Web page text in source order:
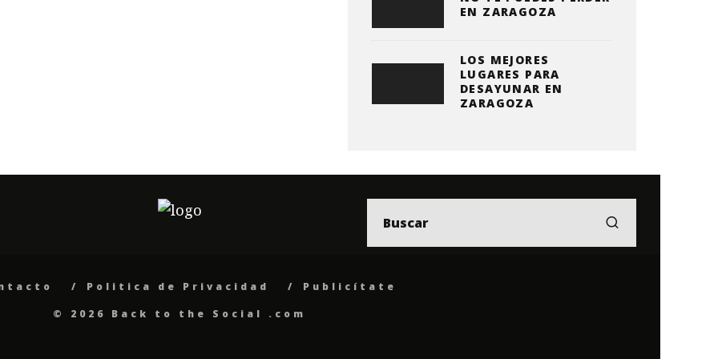
EN ZARAGOZA
LOS MEJORES
LUGARES PARA
DESAYUNAR EN
ZARAGOZA
Politica de Privacidad
Publicítate
© 2026 Back to the Social .com